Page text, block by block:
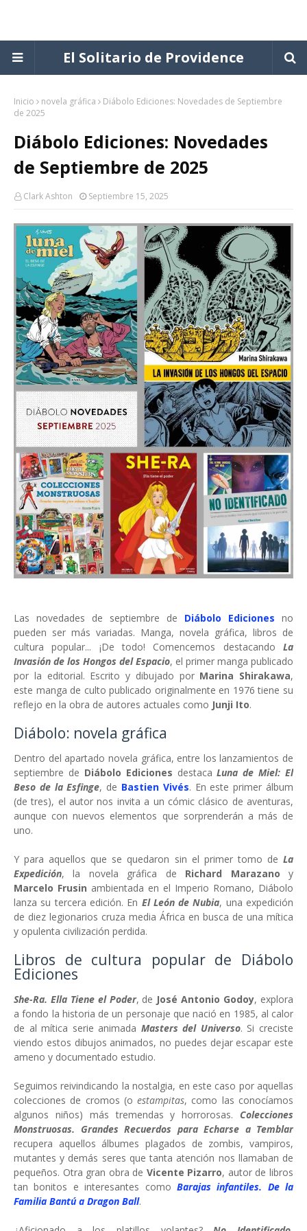
El Solitario de Providence
Inicio novela gráfica
Diábolo Ediciones: Novedades de Septiembre
de 2025
Diábolo Ediciones: Novedades
de Septiembre de 2025
Clark Ashton Septiembre 15, 2025
Las novedades de septiembre de Diábolo Ediciones no
pueden ser más variadas. Manga, novela gráfica, libros de
cultura popular... ¡De todo! Comencemos destacando La
Invasión de los Hongos del Espacio, el primer manga publicado
por la editorial. Escrito y dibujado por Marina Shirakawa,
este manga de culto publicado originalmente en 1976 tiene su
reflejo en la obra de autores actuales como Junji Ito.
Diábolo: novela gráfica
Dentro del apartado novela gráfica, entre los lanzamientos de
septiembre de Diábolo Ediciones destacaLuna de Miel: El
Beso de la Esfinge, de Bastien Vivés. En este primer álbum
(de tres), el autor nos invita a un cómic clásico de aventuras,
aunque con nuevos elementos que sorprenderán a más de
uno.
Y para aquellos que se quedaron sin el primer tomo de La
Expedición, la novela gráfica de Richard Marazanoy
Marcelo Frusin ambientada en el Imperio Romano, Diábolo
lanza su tercera edición. En El León de Nubia, una expedición
de diez legionarios cruza media África en busca de una mítica
y opulenta civilización perdida.
Libros de cultura popular de Diábolo
Ediciones
She-Ra. Ella Tiene el Poder, de José Antonio Godoy, explora
a fondo la historia de un personaje que nació en 1985, al calor
de al mítica serie animada Masters del Universo. Si creciste
viendo estos dibujos animados, no puedes dejar escapar este
ameno y documentado estudio.
Seguimos reivindicando la nostalgia, en este caso por aquellas
colecciones de cromos (oestampitas, como las conocíamos
algunos niños) más tremendas y horrorosas. Colecciones
Monstruosas. Grandes Recuerdos para Echarse a Temblar
recupera aquellos álbumes plagados de zombis, vampiros,
mutantes y demás seres que tanta atención nos llamaban de
pequeños. Otra gran obra de Vicente Pizarro, autor de libros
tan bonitos e interesantes como Barajas infantiles. De la
Familia Bantú a Dragon Ball.